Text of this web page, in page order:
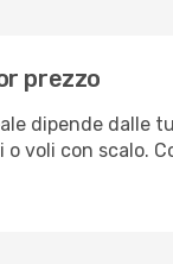
prezzo
dipende dalle
voli con scalo.